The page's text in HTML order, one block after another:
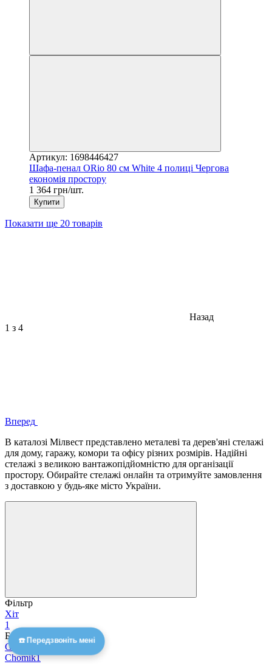
Артикул: 1698446427
Шафа-пенал ORio 80 см White 4 полиці Чергова
економія простору
1 364 грн/шт.
Купити
Показати ще 20 товарів
Назад
1 з 4
Вперед
В каталозі Мілвест представлено металеві та дерев'яні стелажі
для дому, гаражу, комори та офісу різних розмірів. Надійні
стелажі з великою вантажопідйомністю для організації
простору. Обирайте стелажі онлайн та отримуйте замовлення
з доставкою у будь-яке місто України.
Фільтр
Хіт
1
Бренд
Garden Line
Chomik1
☎️ Передзвоніть мені